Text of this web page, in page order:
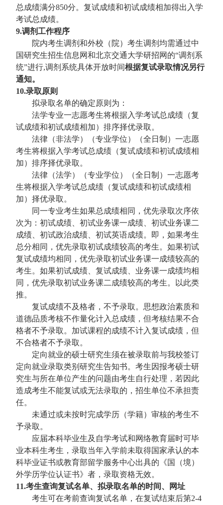
总成绩满分850分。复试成绩和初试成绩相加得出入学
考试总成绩。
9.调剂工作程序
院内考生调剂和外校（院）考生调剂均需通过中
国研究生招生信息网和北京交通大学研招网的“调剂系
统”进行,调剂系统具体开放时间根据复试录取情况另行
通知。
10.录取原则
拟录取名单的确定原则为：
法学专业一志愿考生将根据入学考试总成绩（复
试成绩和初试成绩相加）排序择优录取。
法律（非法学）（专业学位）（全日制）一志愿
考生将根据入学考试总成绩（复试成绩和初试成绩相
加）排序择优录取。
法律（法学）（专业学位）（全日制）一志愿考
生将根据入学考试总成绩（复试成绩和初试成绩相
加）择优录取。
同一专业考生如果总成绩相同，优先录取次序依
次为：初试成绩、初试业务课一成绩、初试业务课二
成绩、初试政治成绩、初试英语成绩。即，如果考生
总分相同，优先录取初试成绩较高的考生。如果初试
复试成绩均相同，优先录取初试业务课一成绩较高的
考生。如果初试成绩、复试成绩、业务课一成绩均相
同，优先录取初试业务课二成绩较高的考生。以此类
推。
复试成绩不及格者，不予录取。思想政治素质和
道德品质考核不作量化计入总成绩，但考核结果不合
格者不予录取。加试课程的成绩不计入复试成绩，但
不合格者不予录取。
定向就业的硕士研究生须在被录取前与我校签订
定向就业录取类别研究生告知书。考生因报考硕士研
究生与所在单位产生的问题由考生自行处理，若因此
造成考生不能复试或无法录取的，招生单位不承担责
任。
未通过或未按时完成学历（学籍）审核的考生不
予录取。
应届本科毕业生及自学考试和网络教育届时可毕
业本科生考生，录取当年入学前未取得国家承认的本
科毕业证书或教育部留学服务中心出具的《国（境）
外学历学位认证书》者，录取资格无效。
11.考生查询复试名单、拟录取名单的时间、网址
考生可在考前查询复试名单，在复试结束后第2-4